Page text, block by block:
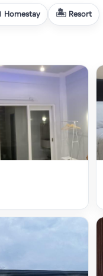
Homestay Resort